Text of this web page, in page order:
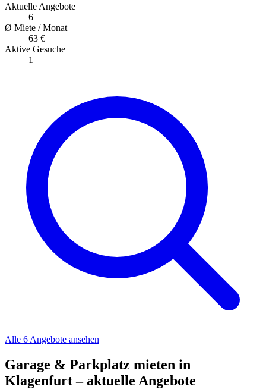
Aktuelle Angebote
6
Ø Miete / Monat
63 €
Aktive Gesuche
1
Alle 6 Angebote ansehen
Garage & Parkplatz mieten in
Klagenfurt – aktuelle Angebote